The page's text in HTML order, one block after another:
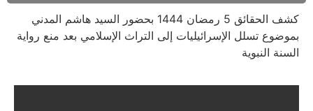
كشف الحقائق 5 رمضان 1444 بحضور السيد هاشم المدني
بموضوع تسلل الإسرائيليات إلى التراث الإسلامي بعد منع رواية
السنة النبوية